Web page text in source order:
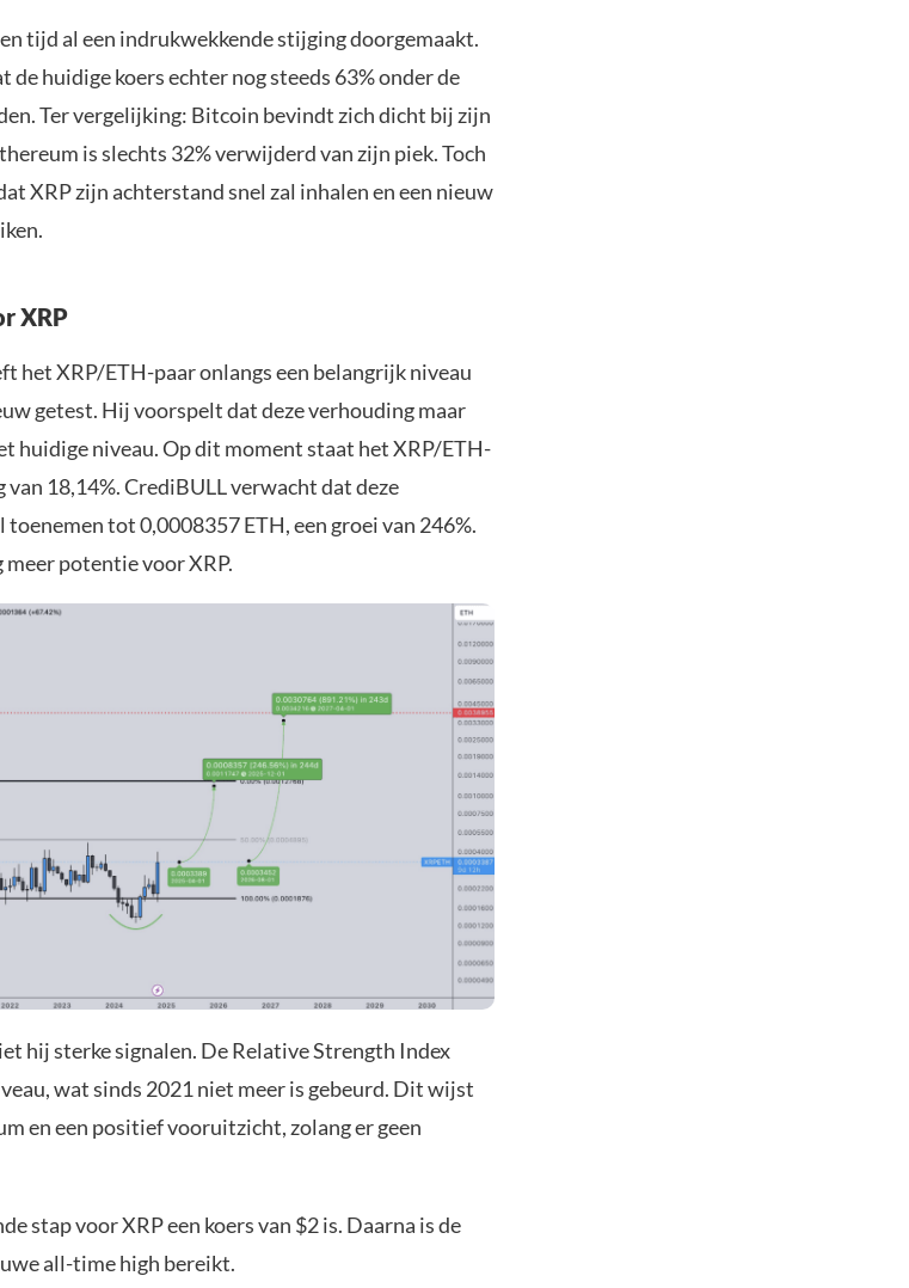
tijd al een indrukwekkende stijging doorgemaakt.
de huidige koers echter nog steeds 63% onder de
Ter vergelijking: Bitcoin bevindt zich dicht bij zijn
is slechts 32% verwijderd van zijn piek. Toch
XRP zijn achterstand snel zal inhalen en een nieuw
XRP
het XRP/ETH-paar onlangs een belangrijk niveau
getest. Hij voorspelt dat deze verhouding maar
huidige niveau. Op dit moment staat het XRP/ETH-
18,14%. CrediBULL verwacht dat deze
tot 0,0008357 ETH, een groei van 246%.
potentie voor XRP.
hij sterke signalen. De Relative Strength Index
wat sinds 2021 niet meer is gebeurd. Dit wijst
en een positief vooruitzicht, zolang er geen
stap voor XRP een koers van $2 is. Daarna is de
all-time high bereikt.